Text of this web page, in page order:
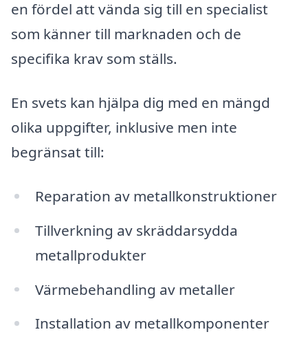
en fördel att vända sig till en specialist
som känner till marknaden och de
specifika krav som ställs.
En svets kan hjälpa dig med en mängd
olika uppgifter, inklusive men inte
begränsat till:
Reparation av metallkonstruktioner
Tillverkning av skräddarsydda
metallprodukter
Värmebehandling av metaller
Installation av metallkomponenter